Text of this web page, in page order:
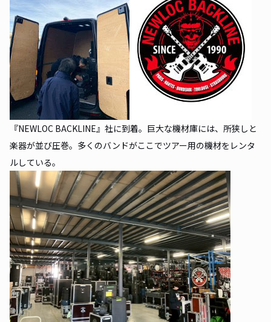
『NEWLOC BACKLINE』社に到着。巨大な機材庫には、所狭しと
楽器が並び圧巻。多くのバンドがここでツアー用の機材をレンタ
ルしている。